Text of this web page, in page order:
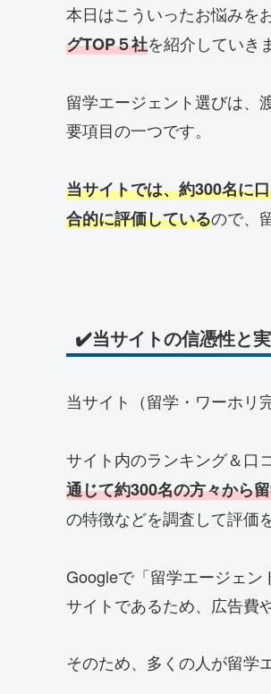
本日はこういったお悩みを
グTOP５社を紹介していき
留学エージェント選びは、
要項目の一つです。
当サイトでは、約300名に
合的に評価しているので、
✔️当サイトの信憑性と
当サイト（留学・ワーホリ
サイト内のランキング＆口
通じて約300名の方々から
の特徴などを調査して評価
Googleで「留学エージェ
サイトであるため、広告費
そのため、多くの人が留学